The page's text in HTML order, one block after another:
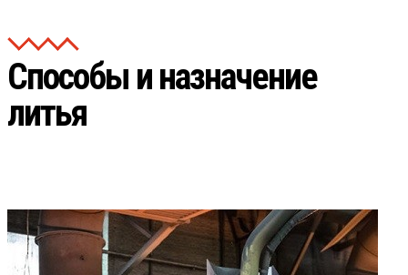
Способы и назначение
литья